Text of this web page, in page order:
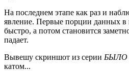
На последнем этапе как раз и
явление. Первые порции данных
быстро, а потом становится
падает.
Вывешу скриншот из серии БЫЛО
катом...